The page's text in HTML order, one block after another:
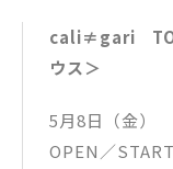
cali≠gari
ウス＞
5月8日（金）
OPEN／